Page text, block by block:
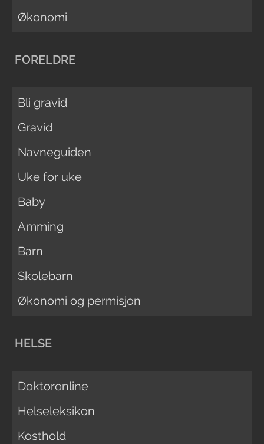
Økonomi
FORELDRE
Bli gravid
Gravid
Navneguiden
Uke for uke
Baby
Amming
Barn
Skolebarn
Økonomi og permisjon
HELSE
Doktoronline
Helseleksikon
Kosthold